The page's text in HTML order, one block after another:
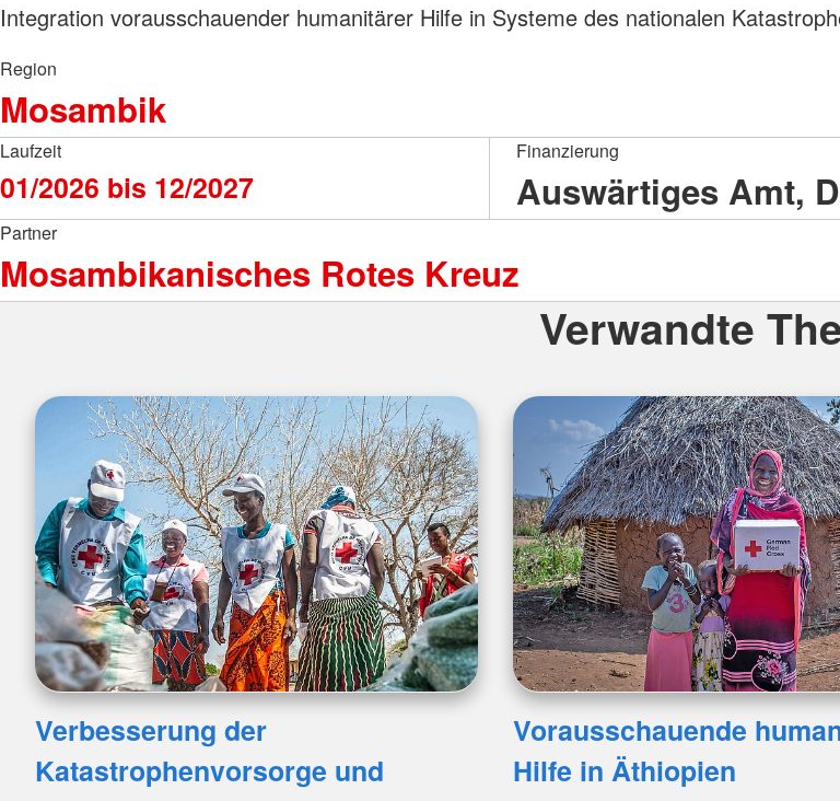
Integration vorausschauender humanitärer Hilfe in Systeme des nationalen
Region
Mosambik
Laufzeit
01/2026 bis 12/2027
Finanzierung
Auswärtiges Amt,
Partner
Mosambikanisches Rotes Kreuz
Verwandte
Verbesserung der
Katastrophenvorsorge und
Vorausschauende
Hilfe in Äthiopien